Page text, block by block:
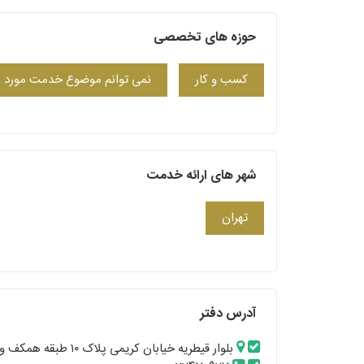
حوزه های تخصصی
کسب‌ و کار نمی توانم موضوع خدمت مورد
شهر های ارائه خدمت
تهران
آدرس دفتر
بلوار قیطریه خیابان کریمی پلاک ۱۰ طبقه همکف واحد ۱